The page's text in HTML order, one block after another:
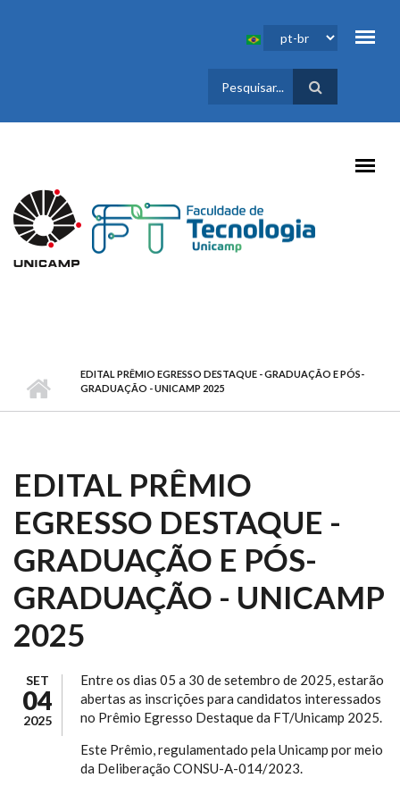
FORMULÁRIO
DE BUSCA
EDITAL PRÊMIO EGRESSO DESTAQUE - GRADUAÇÃO E PÓS-
GRADUAÇÃO - UNICAMP 2025
EDITAL PRÊMIO
EGRESSO DESTAQUE -
GRADUAÇÃO E PÓS-
GRADUAÇÃO - UNICAMP
2025
SET
04
2025
Entre os dias 05 a 30 de setembro de 2025, estarão
abertas as inscrições para candidatos interessados
no Prêmio Egresso Destaque da FT/Unicamp 2025.
Este Prêmio, regulamentado pela Unicamp por meio
da Deliberação CONSU-A-014/2023.